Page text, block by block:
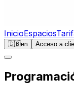
InicioEspacios
🇬🇧en Acceso a